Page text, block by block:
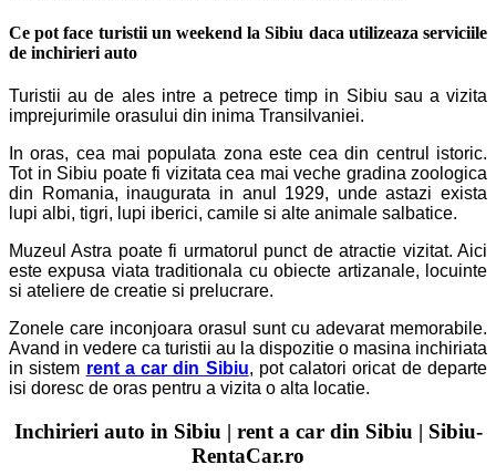
Ce pot face turistii un weekend la Sibiu daca utilizeaza serviciile
de inchirieri auto
Turistii au de ales intre a petrece timp in Sibiu sau a vizita
imprejurimile orasului din inima Transilvaniei.
In oras, cea mai populata zona este cea din centrul istoric.
Tot in Sibiu poate fi vizitata cea mai veche gradina zoologica
din Romania, inaugurata in anul 1929, unde astazi exista
lupi albi, tigri, lupi iberici, camile si alte animale salbatice.
Muzeul Astra poate fi urmatorul punct de atractie vizitat. Aici
este expusa viata traditionala cu obiecte artizanale, locuinte
si ateliere de creatie si prelucrare.
Zonele care inconjoara orasul sunt cu adevarat memorabile.
Avand in vedere ca turistii au la dispozitie o masina inchiriata
in sistem rent a car din Sibiu, pot calatori oricat de departe
isi doresc de oras pentru a vizita o alta locatie.
Inchirieri auto in Sibiu | rent a car din Sibiu | Sibiu-
RentaCar.ro